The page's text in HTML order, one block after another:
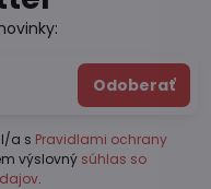
Odoberať
a s Pravidlami ochrany
výslovný súhlas so
.